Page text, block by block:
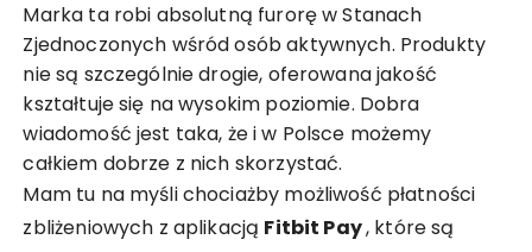
Marka ta robi absolutną furorę w Stanach
Zjednoczonych wśród osób aktywnych. Produkty
nie są szczególnie drogie, oferowana jakość
kształtuje się na wysokim poziomie. Dobra
wiadomość jest taka, że i w Polsce możemy
całkiem dobrze z nich skorzystać.
Mam tu na myśli chociażby możliwość płatności
zbliżeniowych z aplikacją Fitbit Pay, które są